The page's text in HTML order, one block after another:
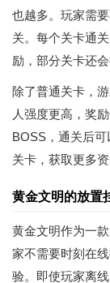
也越多。玩家需
关。每个关卡通
励，部分关卡还
除了普通关卡，
人强度更高，奖
BOSS，通关后
关卡，获取更多资
黄金文明的放置
黄金文明作为一
家不需要时刻在
验。即使玩家离